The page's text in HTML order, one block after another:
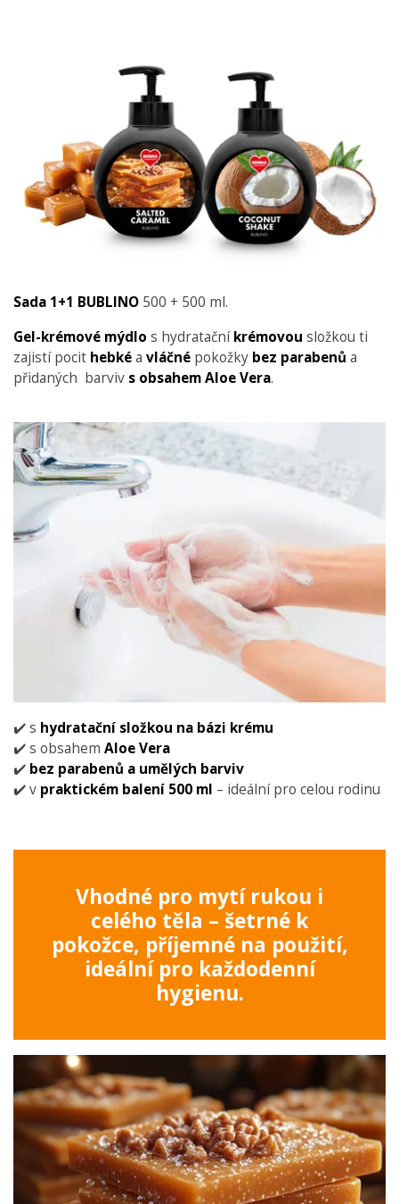
Sada 1+1 BUBLINO 500 + 500 ml.
Gel-krémové mýdlo s hydratačníkrémovou složkou ti
zajistí pocit hebkéa vláčné pokožky bez parabenů a
přidaných barviv s obsahem Aloe Vera.
✔️ s hydratační složkou na bázi krému
✔️ s obsahem Aloe Vera
✔️ bez parabenů a umělých barviv
✔️ v praktickém balení 500 ml – ideální pro celou rodinu
Vhodné pro mytí rukou i
celého těla – šetrné k
pokožce, příjemné na použití,
ideální pro každodenní
hygienu.